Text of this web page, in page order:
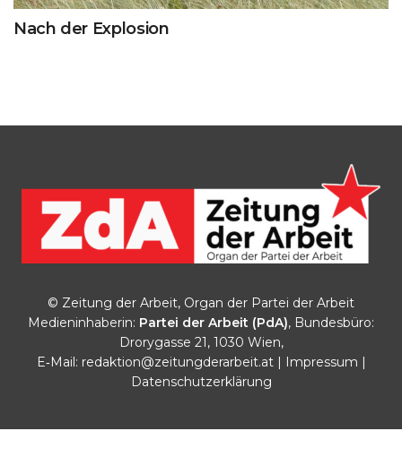
Nach der Explosion
© Zeitung der Arbeit, Organ der Partei der Arbeit
Medieninhaberin: Partei der Arbeit (PdA), Bundesbüro:
Drorygasse 21, 1030 Wien,
E‑Mail: redaktion@zeitungderarbeit.at| Impressum |
Datenschutzerklärung